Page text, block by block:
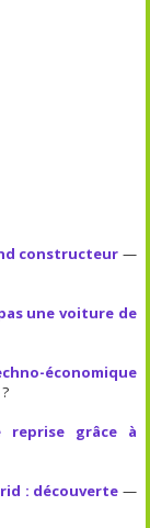
constructeur —
une voiture de
économique
grâce à
: découverte —